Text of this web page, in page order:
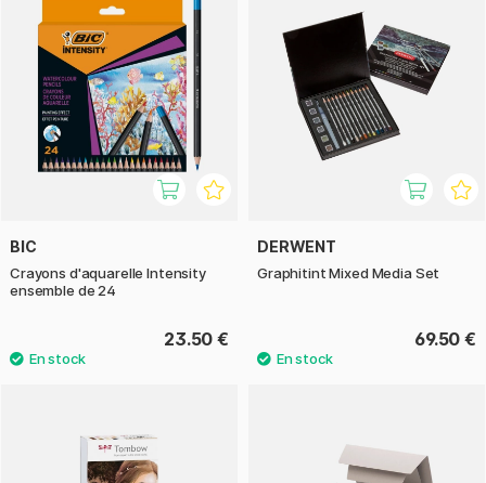
BIC
Crayons d'aquarelle Intensity
ensemble de 24
23.50 €
DERWENT
Graphitint Mixed Media Set
69.50 €